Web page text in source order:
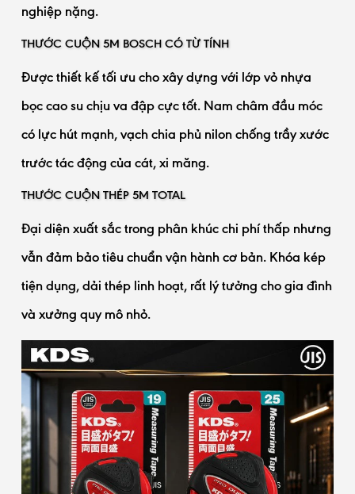
nghiệp nặng.
THƯỚC CUỘN 5M BOSCH CÓ TỪ TÍNH
Được thiết kế tối ưu cho xây dựng với lớp vỏ nhựa
bọc cao su chịu va đập cực tốt. Nam châm đầu móc
có lực hút mạnh, vạch chia phủ nilon chống trầy xước
trước tác động của cát, xi măng.
THƯỚC CUỘN THÉP 5M TOTAL
Đại diện xuất sắc trong phân khúc chi phí thấp nhưng
vẫn đảm bảo tiêu chuẩn vận hành cơ bản. Khóa kép
tiện dụng, dải thép linh hoạt, rất lý tưởng cho gia đình
và xưởng quy mô nhỏ.